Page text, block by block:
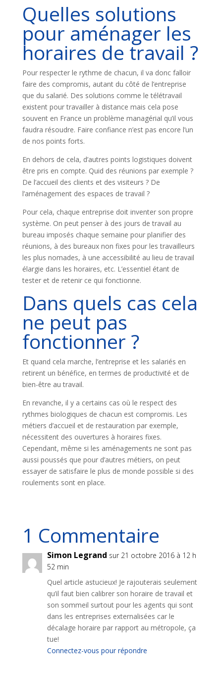
Quelles solutions
pour aménager les
horaires de travail ?
Pour respecter le rythme de chacun, il va donc falloir
faire des compromis, autant du côté de l’entreprise
que du salarié. Des solutions comme le télétravail
existent pour travailler à distance mais cela pose
souvent en France un problème managérial qu’il vous
faudra résoudre. Faire confiance n’est pas encore l’un
de nos points forts.
En dehors de cela, d’autres points logistiques doivent
être pris en compte. Quid des réunions par exemple ?
De l’accueil des clients et des visiteurs ? De
l’aménagement des espaces de travail ?
Pour cela, chaque entreprise doit inventer son propre
système. On peut penser à des jours de travail au
bureau imposés chaque semaine pour planifier des
réunions, à des bureaux non fixes pour les travailleurs
les plus nomades, à une accessibilité au lieu de travail
élargie dans les horaires, etc. L’essentiel étant de
tester et de retenir ce qui fonctionne.
Dans quels cas cela
ne peut pas
fonctionner ?
Et quand cela marche, l’entreprise et les salariés en
retirent un bénéfice, en termes de productivité et de
bien-être au travail.
En revanche, il y a certains cas où le respect des
rythmes biologiques de chacun est compromis. Les
métiers d’accueil et de restauration par exemple,
nécessitent des ouvertures à horaires fixes.
Cependant, même si les aménagements ne sont pas
aussi poussés que pour d’autres métiers, on peut
essayer de satisfaire le plus de monde possible si des
roulements sont en place.
1 Commentaire
Simon Legrand sur 21 octobre 2016 à 12 h
52 min
Quel article astucieux! Je rajouterais seulement
qu’il faut bien calibrer son horaire de travail et
son sommeil surtout pour les agents qui sont
dans les entreprises externalisées car le
décalage horaire par rapport au métropole, ça
tue!
Connectez-vous pour répondre